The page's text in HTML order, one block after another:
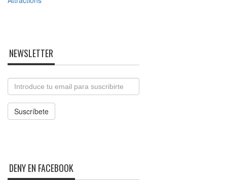
NEWSLETTER
Email
Suscríbete
DENY EN FACEBOOK